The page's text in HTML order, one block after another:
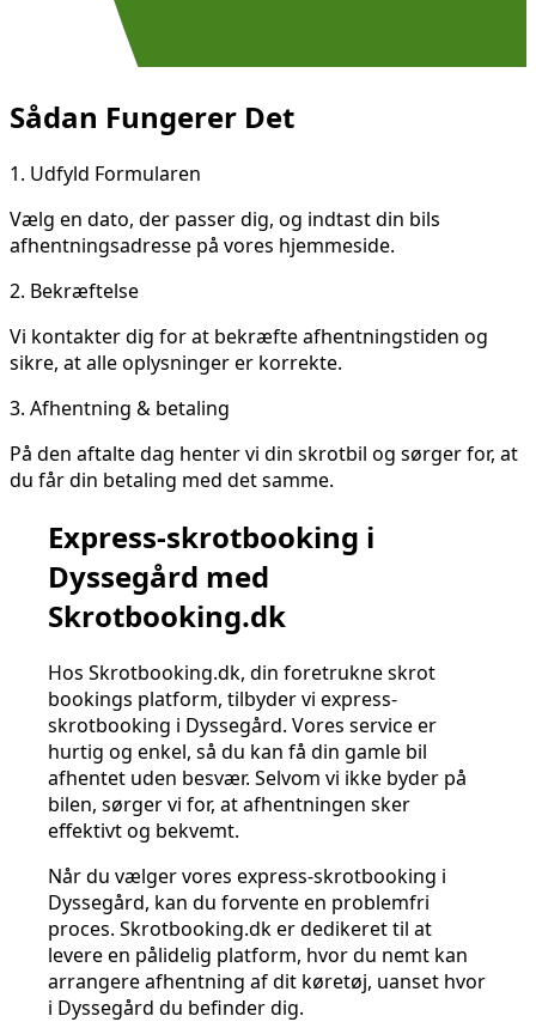
Sådan Fungerer Det
1. Udfyld Formularen
Vælg en dato, der passer dig, og indtast din bils
afhentningsadresse på vores hjemmeside.
2. Bekræftelse
Vi kontakter dig for at bekræfte afhentningstiden og
sikre, at alle oplysninger er korrekte.
3. Afhentning & betaling
På den aftalte dag henter vi din skrotbil og sørger for, at
du får din betaling med det samme.
Express-skrotbooking i
Dyssegård med
Skrotbooking.dk
Hos Skrotbooking.dk, din foretrukne skrot
bookings platform, tilbyder vi express-
skrotbooking i Dyssegård. Vores service er
hurtig og enkel, så du kan få din gamle bil
afhentet uden besvær. Selvom vi ikke byder på
bilen, sørger vi for, at afhentningen sker
effektivt og bekvemt.
Når du vælger vores express-skrotbooking i
Dyssegård, kan du forvente en problemfri
proces. Skrotbooking.dk er dedikeret til at
levere en pålidelig platform, hvor du nemt kan
arrangere afhentning af dit køretøj, uanset hvor
i Dyssegård du befinder dig.